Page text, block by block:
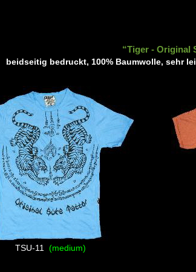
“Tiger - Original
beidseitig bedruckt, 100% Baumwolle, sehr
TSU-11 (medium)